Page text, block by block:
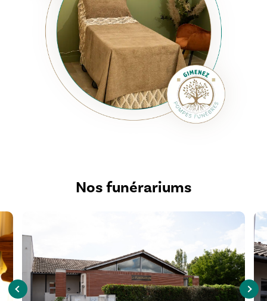
proches en toute sérénité. Nos espaces sont
pensés pour vous offrir le calme et l'intimité
nécessaires pour vous recueillir auprès de votre
proche disparu jusqu'au jour de la cérémonie.
Nos funérariums